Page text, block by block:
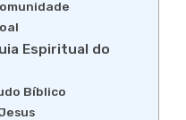
Espiritual do
Bíblico